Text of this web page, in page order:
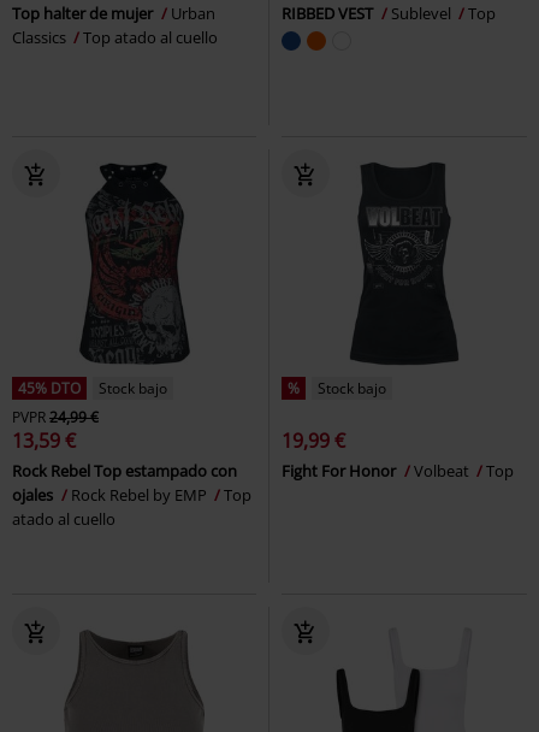
Top halter de mujer
Urban
Classics
Top atado al cuello
RIBBED VEST Sublevel Top
45% DTO
Stock bajo
PVPR24,99 €
13,59 €
Rock Rebel Top estampado con
ojales
Rock Rebel by EMP
Top
atado al cuello
% Stock bajo
19,99 €
Fight For Honor Volbeat Top